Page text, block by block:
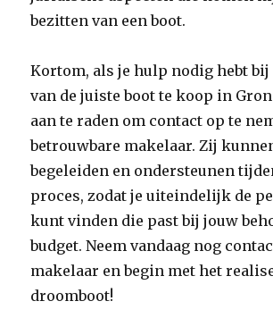
bezitten van een boot.
Kortom, als je hulp nodig hebt
van de juiste boot te koop in
aan te raden om contact op te
betrouwbare makelaar. Zij
begeleiden en ondersteunen
proces, zodat je uiteindelijk de
kunt vinden die past bij jouw
budget. Neem vandaag nog
makelaar en begin met het
droomboot!